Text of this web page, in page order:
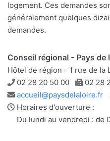
logement. Ces demandes
généralement quelques
demandes.
Conseil régional - Pays de
Hôtel de région - 1 rue de la
Téléphone
02 28 20 50 00
02 28
Adresse
e-
mail
accueil@paysdelaloire.fr
Horaires d'ouverture :
Du lundi au vendredi : de